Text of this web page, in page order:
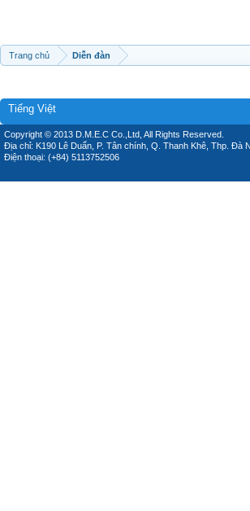
Trang chủ Diễn đàn
Tiếng Việt
Copyright © 2013 D.M.E.C Co.,Ltd, All Rights Reserved.
Địa chỉ: K190 Lê Duẩn, P. Tân chính, Q. Thanh Khê, Thp. Đà
Điện thoại: (+84) 5113752506